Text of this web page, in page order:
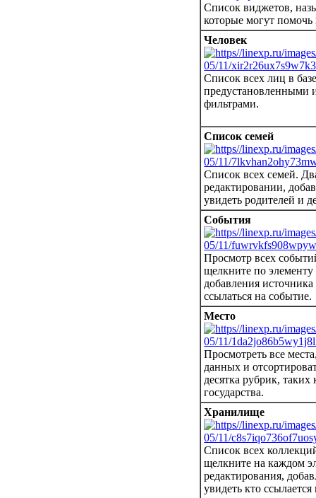
Список виджетов,
которые могут
Человек
Список всех лиц в
предустановленными
фильтрами.
Список семей
Список всех семей.
редактировании,
увидеть родителей и
События
Просмотр всех
щелкните по элементу
добавления
ссылаться на событие.
Место
Просмотреть все
данных и
десятка рубрик, таких
государства.
Хранилище
Список всех
щелкните на каждом
редактирования,
увидеть кто